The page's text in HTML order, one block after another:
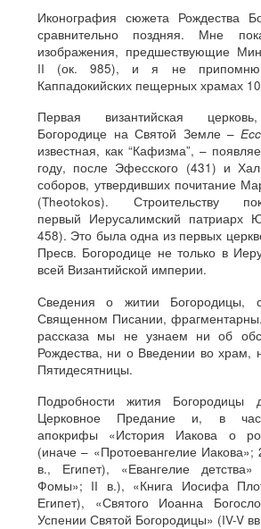
Иконография сюжета Рождества
сравнительно поздняя. Мне
изображения, предшествующие
II (ок. 985), и я не припомню
Каппадокийских пещерных храмах
Первая византийская
Богородице на Святой Земле –
известная, как “Кафизма”, –
году, после Эфесского (431) и
соборов, утвердивших почитание
(Theotokos). Строительству
первый Иерусалимский патриарх
458). Это была одна из первых
Пресв. Богородице не только в
всей Византийской империи.
Сведения о житии Богородицы,
Священном Писании,
рассказа мы не узнаем ни об
Рождества, ни о Введении во храм,
Пятидесятницы.
Подробности жития Богородицы
Церковное Предание и, в
апокрифы «История Иакова о
(иначе – «Протоевангелие
в., Египет), «Евангелие
Фомы»; II в.), «Книга Иосифа
Египет), «Святого Иоанна
Успении Святой Богородицы» (IV-V